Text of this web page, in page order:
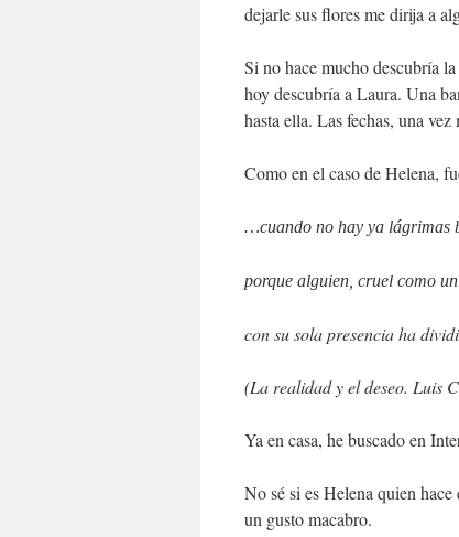
dejarle sus flores me dirija a
Si no hace mucho descubría
hoy descubría a Laura. Una
hasta ella. Las fechas, una
Como en el caso de Helena,
…cuando no hay ya lágrimas
porque alguien, cruel como
con su sola presencia ha
(La realidad y el deseo. Luis
Ya en casa, he buscado en
No sé si es Helena quien
un gusto macabro.